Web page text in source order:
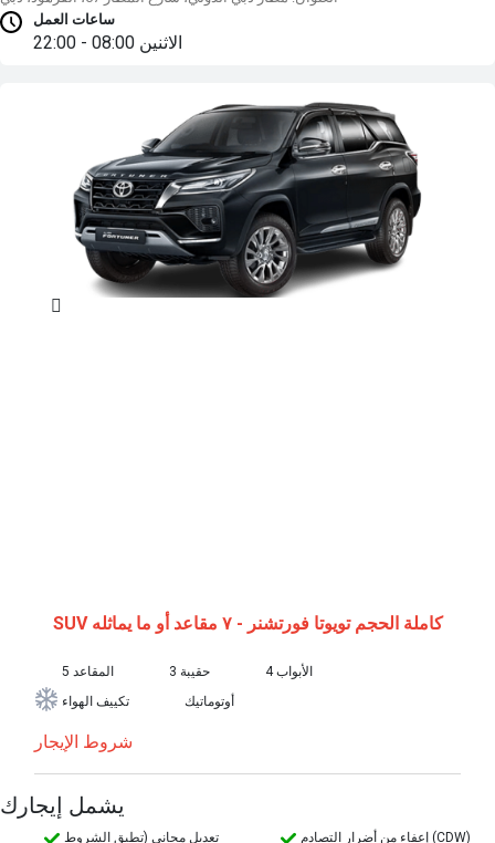
ساعات العمل
الاثنين 08:00 - 22:00
SUV كاملة الحجمتويوتا فورتشنر - ٧ مقاعد أو ما يماثله
5 المقاعد 3 حقيبة
4 الأبواب
تكييف الهواء
أوتوماتيك
شروط الإيجار
يشمل إيجارك
تعديل مجاني (تطبق الشروط
إعفاء من أضرار التصادم (CDW)